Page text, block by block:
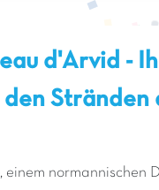
d'Arvid -
den
, einem normannischen